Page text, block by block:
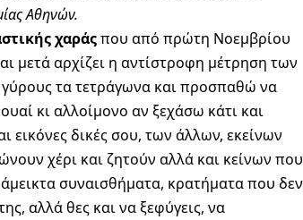
Αθηνών.
χαράςπου από πρώτη Νοεμβρίου
μετά αρχίζει η αντίστροφη μέτρηση των
τα τετράγωνα και προσπαθώ να
κι αλλοίμονο αν ξεχάσω κάτι και
δικές σου, των άλλων, εκείνων
χέρι και ζητούν αλλά και κείνων που
συναισθήματα, κρατήματα που δεν
αλλά θες και να ξεφύγεις, να